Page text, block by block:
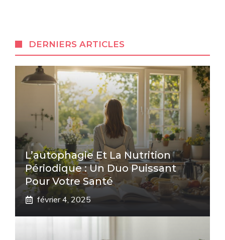
DERNIERS ARTICLES
L’autophagie Et La Nutrition
Périodique : Un Duo Puissant
Pour Votre Santé
février 4, 2025